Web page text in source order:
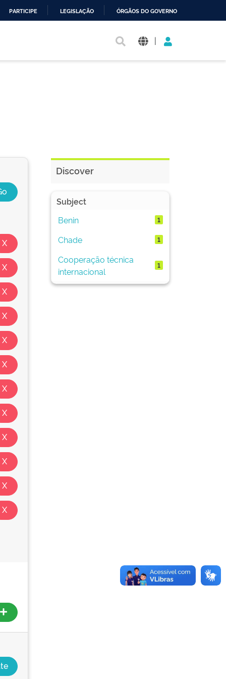
PARTICIPE LEGISLAÇÃO ÓRGÃOS DO GOVERNO
|
Discover
Subject
Benin
1
Chade 1
Cooperação técnica
internacional
1